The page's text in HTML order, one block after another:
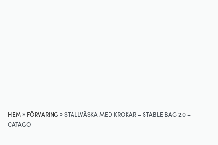
HEM» FÖRVARING»STALLVÄSKA MED KROKAR – STABLE BAG 2.0 –
CATAGO